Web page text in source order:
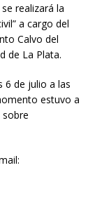
realizará la
a cargo del
Calvo del
de La Plata.
6 de julio a las
estuvo a